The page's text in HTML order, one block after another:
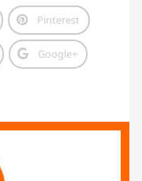
Pinterest
Google+